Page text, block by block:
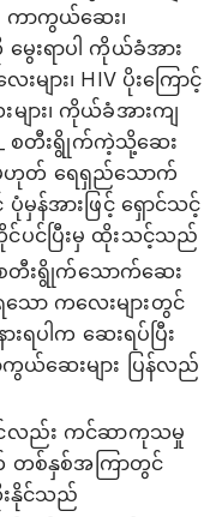
ကာကွယ်ဆေး၊
းရာပါ ကိုယ်ခံအား
ျား၊ HIV ပိုးကြောင့်
ား၊ ကိုယ်ခံအားကျ
ာ_ စတီးရွိုက်ကဲ့သို့ဆေး
သို့မဟုတ် ရေရှည်သောက်
မှန်အားဖြင့် ရှောင်သင့်
င်ပြီးမှ ထိုးသင့်သည်
စတီးရွိုက်သောက်ဆေး
သော ကလေးများတွင်
းရပါက ဆေးရပ်ပြီး
ဆေးများ ပြန်လည်
င်လည်း ကင်ဆာကုသမှု
ာက် တစ်နှစ်အကြာတွင်
းနိုင်သည်